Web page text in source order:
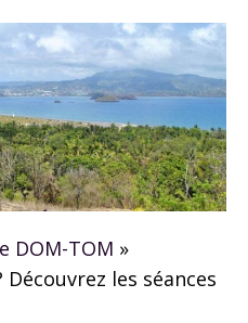
DOM-TOM »
les séances